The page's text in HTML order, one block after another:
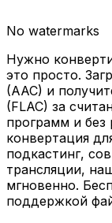
No watermarks
Нужно
это просто.
(AAC) и
(FLAC) за
программ и без
конвертация
подкастинг,
трансляции,
мгновенно.
поддержкой